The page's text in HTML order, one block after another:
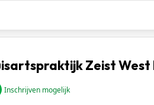
Zeist West
Inschrijven mogelijk